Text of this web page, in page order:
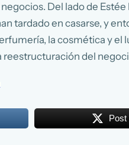
Del lado de
tardado en casarse, y
la cosmética y el
del
Post